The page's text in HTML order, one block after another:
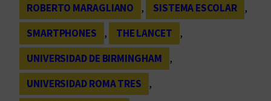
ROBERTO MARAGLIANO
, SISTEMA ESCOLAR
,
SMARTPHONES
, THE LANCET
,
UNIVERSIDAD DE BIRMINGHAM
,
UNIVERSIDAD ROMA TRES
,